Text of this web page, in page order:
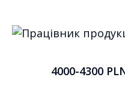
4000-4300